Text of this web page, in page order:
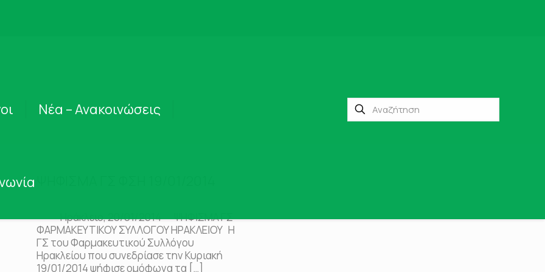
Νέα – Ανακοινώσεις
Ηράκλειο, 20/01/2014 ΨΗΦΙΣΜΑ ΓΣ
ΦΑΡΜΑΚΕΥΤΙΚΟΥ ΣΥΛΛΟΓΟΥ ΗΡΑΚΛΕΙΟΥ Η
ΓΣ του Φαρμακευτικού Συλλόγου
Ηρακλείου που συνεδρίασε την Κυριακή
19/01/2014 ψήφισε ομόφωνα τα […]